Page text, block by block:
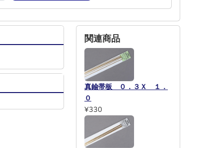
関連商品
真鍮帯板 ０．３Ｘ １．
０
¥330